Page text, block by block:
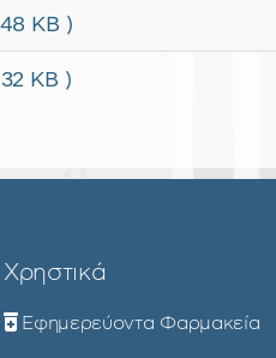
KB )
KB )
Χρηστικά
Εφημερεύοντα Φαρμακεία